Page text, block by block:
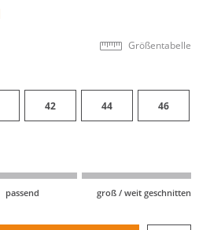
Größentabelle
42 44 46
passend groß / weit geschnitten